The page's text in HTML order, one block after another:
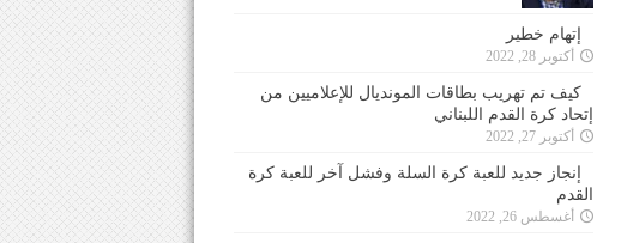
إتهام خطير
أكتوبر 28, 2022
كيف تم تهريب بطاقات المونديال للإعلاميين من
إتحاد كرة القدم اللبناني
أكتوبر 27, 2022
إنجاز جديد للعبة كرة السلة وفشل آخر للعبة كرة
القدم
أغسطس 26, 2022